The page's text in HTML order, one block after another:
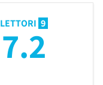
LETTORI 9
7.2